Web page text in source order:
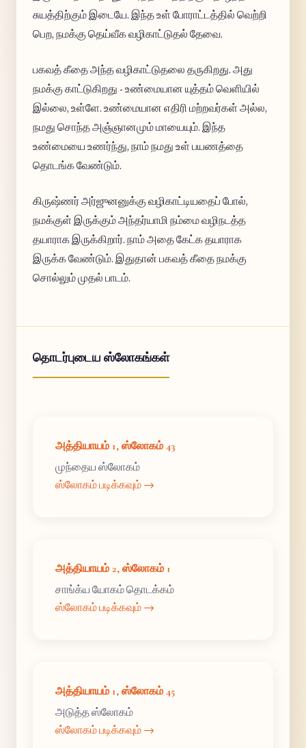
சுயத்திற்கும் இடையே. இந்த உள் போராட்டத்தில் வெற்றி
பெற, நமக்கு தெய்வீக வழிகாட்டுதல் தேவை.
பகவத் கீதை அந்த வழிகாட்டுதலை தருகிறது. அது
நமக்கு காட்டுகிறது - உண்மையான யுத்தம் வெளியில்
இல்லை, உள்ளே. உண்மையான எதிரி மற்றவர்கள் அல்ல,
நமது சொந்த அஞ்ஞானமும் மாயையும். இந்த
உண்மையை உணர்ந்து, நாம் நமது உள் பயணத்தை
தொடங்க வேண்டும்.
கிருஷ்ணர் அர்ஜுனனுக்கு வழிகாட்டியதைப் போல்,
நமக்குள் இருக்கும் அந்தர்யாமி நம்மை வழிநடத்த
தயாராக இருக்கிறார். நாம் அதை கேட்க தயாராக
இருக்க வேண்டும். இதுதான் பகவத் கீதை நமக்கு
சொல்லும் முதல் பாடம்.
தொடர்புடைய ஸ்லோகங்கள்
அத்தியாயம் 1, ஸ்லோகம் 43
முந்தைய ஸ்லோகம்
ஸ்லோகம் படிக்கவும் →
அத்தியாயம் 2, ஸ்லோகம் 1
சாங்க்ய யோகம் தொடக்கம்
ஸ்லோகம் படிக்கவும் →
அத்தியாயம் 1, ஸ்லோகம் 45
அடுத்த ஸ்லோகம்
ஸ்லோகம் படிக்கவும் →